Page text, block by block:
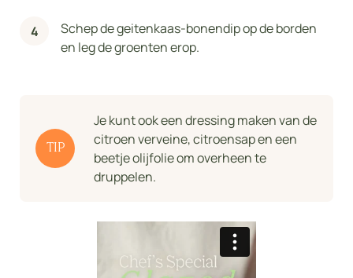
Schep de geitenkaas-bonendip op de borden
en leg de groenten erop.
TIP
Je kunt ook een dressing maken van de
citroen verveine, citroensap en een
beetje olijfolie om overheen te
druppelen.